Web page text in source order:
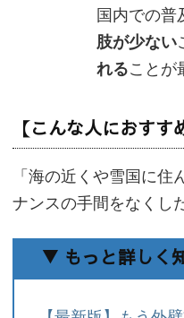
国内での普
肢が少ない
れることが
【こんな人におすす
「海の近くや雪国に
ナンスの手間をなくし
▼ もっと詳しく